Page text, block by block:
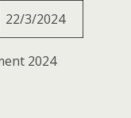
22/3/2024
2024